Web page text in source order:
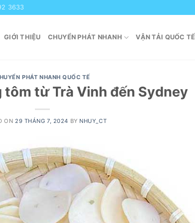
3633
GIỚI THIỆU CHUYỂN PHÁT NHANH VẬN TẢI QUỐC TẾ
PHÁT NHANH QUỐC TẾ
tôm từ Trà Vinh đến Sydney
ON 29 THÁNG 7, 2024 BY NHUY_CT